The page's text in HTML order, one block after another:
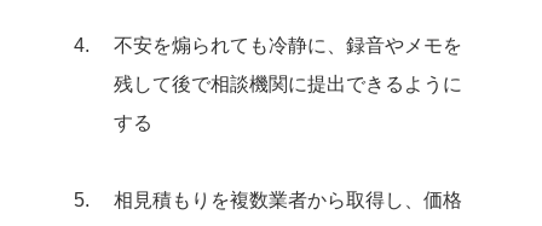
不安を煽られても冷静に、録音やメモを
残して後で相談機関に提出できるように
する
相見積もりを複数業者から取得し、価格